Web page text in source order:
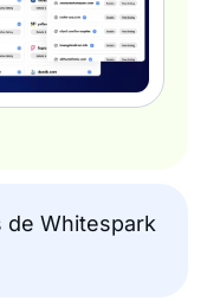
de Whitespark